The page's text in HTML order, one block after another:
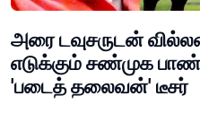
அரை டவுசருடன்
எடுக்கும் சண்முக
'படைத் தலைவன்' டீசர்